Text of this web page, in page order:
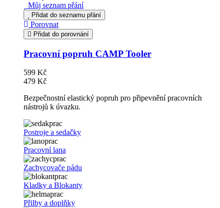
Můj seznam přání
Přidat do seznamu přání
Porovnat
Přidat do porovnání
Pracovní popruh CAMP Tooler
599 Kč
479 Kč
Bezpečnostní elastický popruh pro připevnění pracovních
nástrojů k úvazku.
Postroje a sedačky
Pracovní lana
Zachycovače pádu
Kladky a Blokanty
Přilby a doplňky